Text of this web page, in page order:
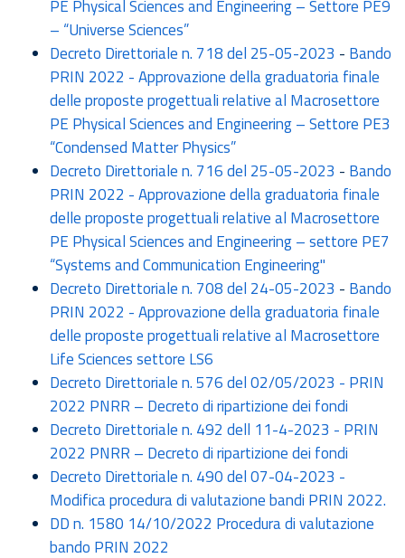
PE Physical Sciences and Engineering – Settore PE9
– “Universe Sciences”
Decreto Direttoriale n. 718 del 25-05-2023 - Bando
PRIN 2022 - Approvazione della graduatoria finale
delle proposte progettuali relative al Macrosettore
PE Physical Sciences and Engineering – Settore PE3
“Condensed Matter Physics”
Decreto Direttoriale n. 716 del 25-05-2023 - Bando
PRIN 2022 - Approvazione della graduatoria finale
delle proposte progettuali relative al Macrosettore
PE Physical Sciences and Engineering – settore PE7
“Systems and Communication Engineering"
Decreto Direttoriale n. 708 del 24-05-2023 - Bando
PRIN 2022 - Approvazione della graduatoria finale
delle proposte progettuali relative al Macrosettore
Life Sciences settore LS6
Decreto Direttoriale n. 576 del 02/05/2023 - PRIN
2022 PNRR – Decreto di ripartizione dei fondi
Decreto Direttoriale n. 492 dell 11-4-2023 - PRIN
2022 PNRR – Decreto di ripartizione dei fondi
Decreto Direttoriale n. 490 del 07-04-2023 -
Modifica procedura di valutazione bandi PRIN 2022.
DD n. 1580 14/10/2022 Procedura di valutazione
bando PRIN 2022